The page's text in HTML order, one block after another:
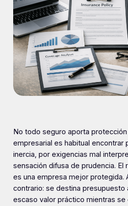
No todo seguro aporta
empresarial es habitual encontrar
inercia, por exigencias mal
sensación difusa de prudencia. El
es una empresa mejor protegida.
contrario: se destina presupuesto
escaso valor práctico mientras